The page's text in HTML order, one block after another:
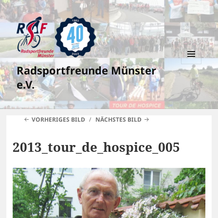
Radsportfreunde Münster
e.V.
MENÜ
UND
WIDGETS
VORHERIGES BILD NÄCHSTES BILD
2013_tour_de_hospice_005